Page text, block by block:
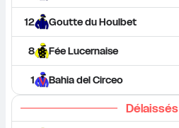
12 Goutte du Houlbet
8 Fée Lucernaise
1 Bahia del Circeo
Délaissés